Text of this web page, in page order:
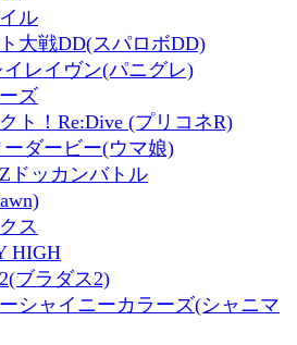
ル
大戦DD(スパロボDD)
レイヴン(パニグレ)
ズ
ト！Re:Dive (プリコネR)
ダービー(ウマ娘)
ドッカンバトル
ス
HIGH
ブラダス2)
シャイニーカラーズ(シャニマ